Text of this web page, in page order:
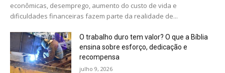
econômicas, desemprego, aumento do custo de vida e
dificuldades financeiras fazem parte da realidade de...
O trabalho duro tem valor? O que a Bíblia
ensina sobre esforço, dedicação e
recompensa
julho 9, 2026